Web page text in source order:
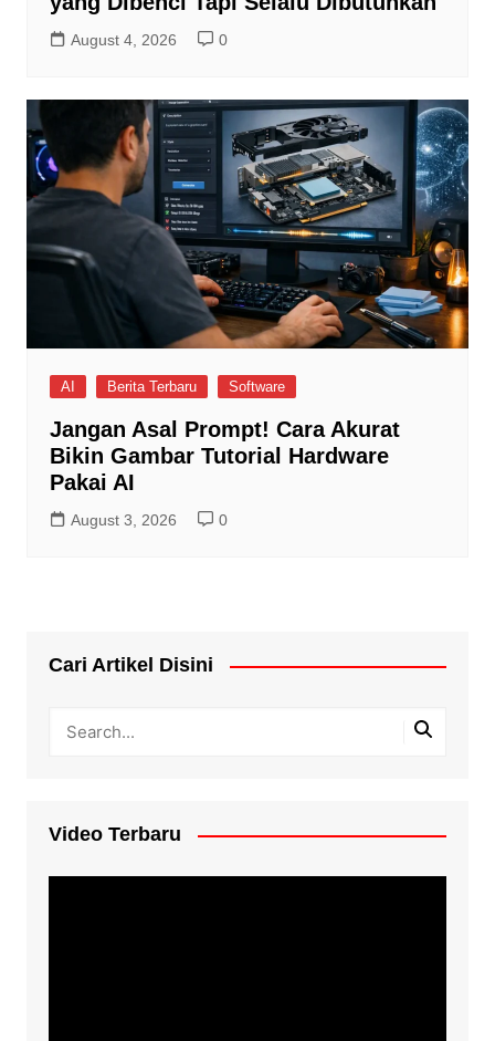
August 4, 2026 0
AI Berita Terbaru Software
Jangan Asal Prompt! Cara Akurat
Bikin Gambar Tutorial Hardware
Pakai AI
August 3, 2026 0
Cari Artikel Disini
Video Terbaru